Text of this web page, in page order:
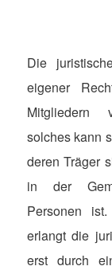
Die
eigener
Mitgliedern
solches kann
deren Träger
in der
Personen
erlangt die
erst durch